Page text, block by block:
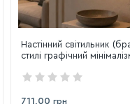
Настінний світильник
стилі графічний
711,00 грн